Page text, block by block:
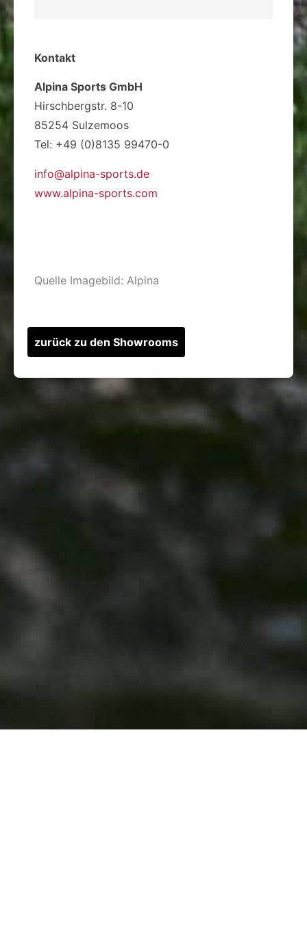
Kontakt
Alpina Sports GmbH
Hirschbergstr. 8-10
85254 Sulzemoos
Tel: +49 (0)8135 99470-0
info@alpina-sports.de
www.alpina-sports.com
Quelle Imagebild: Alpina
zurück zu den Showrooms